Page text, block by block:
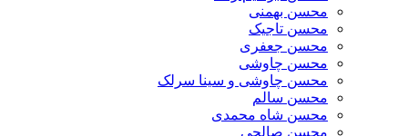
محسن بهمنی
محسن تاجیک
محسن جعفری
محسن چاوشی
محسن چاوشی و سینا سرلک
محسن سالم
محسن شاه محمدی
محسن صالحی